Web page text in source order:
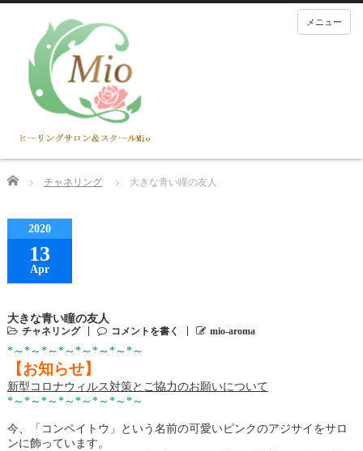
メニュー
Home チャネリング 大きな青い瞳の友人
2020
13
Apr
大きな青い瞳の友人
チャネリング コメントを書く mio-aroma
*～*～*～*～*～*～*～*～
【お知らせ】
新型コロナウィルス対策とご協力のお願いについて
*～*～*～*～*～*～*～*～
今、「コンペイトウ」という名前の可愛いピンクのアジサイをサロ
ンに飾っています。